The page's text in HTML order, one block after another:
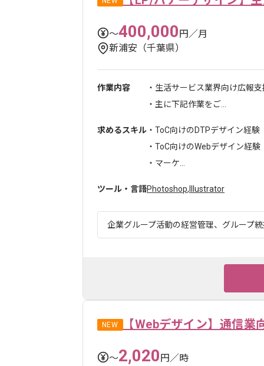
〜400,000円／月
新浦安（千葉県）
作業内容
・生活サービス業界向け広報
・主に下記作業をご...
求めるスキル ・ToC向けのDTPデザイン経験
・ToC向けのWebデザイン経験
・マーケ...
ツール・言語Photoshop, Illustrator
企業グループ活動の経営管理、グループ
NEW 【Webデザイン】通信業
〜2,020円／時